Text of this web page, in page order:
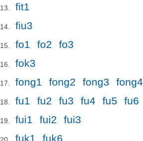
fit1
fiu3
fo1
fo2
fo3
fok3
fong1
fong2 fong3
fong4
fu1
fu2 fu3 fu4 fu5
fu6
fui1
fui2
fui3
fuk1
fuk6